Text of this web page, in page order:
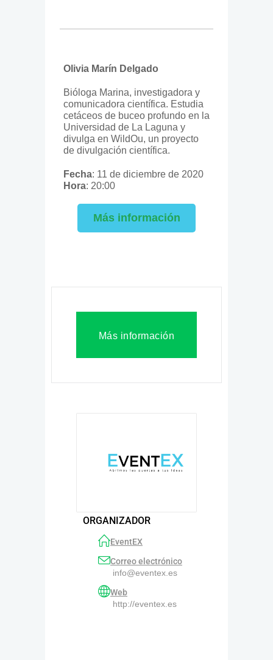
Olivia Marín Delgado
Bióloga Marina, investigadora y
comunicadora científica. Estudia
cetáceos de buceo profundo en la
Universidad de La Laguna y
divulga en WildOu, un proyecto
de divulgación científica.
Fecha: 11 de diciembre de 2020
Hora: 20:00
Más información
Más información
ORGANIZADOR
EventEX
Correo electrónico
info@eventex.es
Web
http://eventex.es